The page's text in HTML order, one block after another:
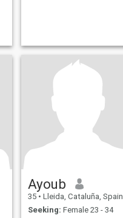
Ayoub
35 • Lleida, Cataluña, Spain
Seeking: Female 23 - 34